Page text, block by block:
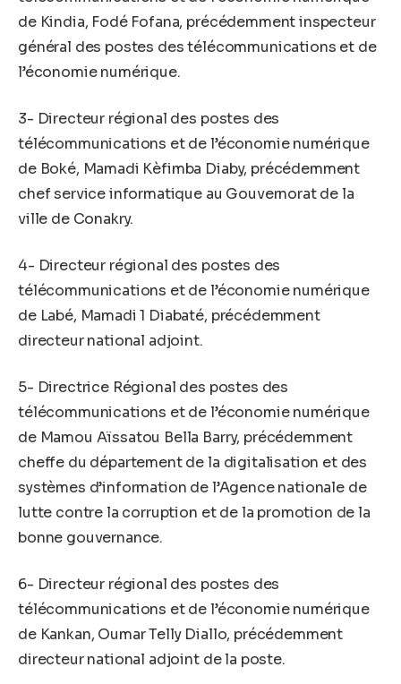
de Kindia, Fodé Fofana, précédemment inspecteur
général des postes des télécommunications et de
l’économie numérique.
3- Directeur régional des postes des
télécommunications et de l’économie numérique
de Boké, Mamadi Kèfimba Diaby, précédemment
chef service informatique au Gouvernorat de la
ville de Conakry.
4- Directeur régional des postes des
télécommunications et de l’économie numérique
de Labé, Mamadi 1 Diabaté, précédemment
directeur national adjoint.
5- Directrice Régional des postes des
télécommunications et de l’économie numérique
de Mamou Aïssatou Bella Barry, précédemment
cheffe du département de la digitalisation et des
systèmes d’information de l’Agence nationale de
lutte contre la corruption et de la promotion de la
bonne gouvernance.
6- Directeur régional des postes des
télécommunications et de l’économie numérique
de Kankan, Oumar Telly Diallo, précédemment
directeur national adjoint de la poste.